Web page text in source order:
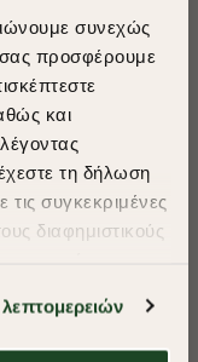
συνεχώς
σας προσφέρουμε
και
τη δήλωση
τις συγκεκριμένες
διαφημιστικούς
απολύτως
T-SHIRT
FIT